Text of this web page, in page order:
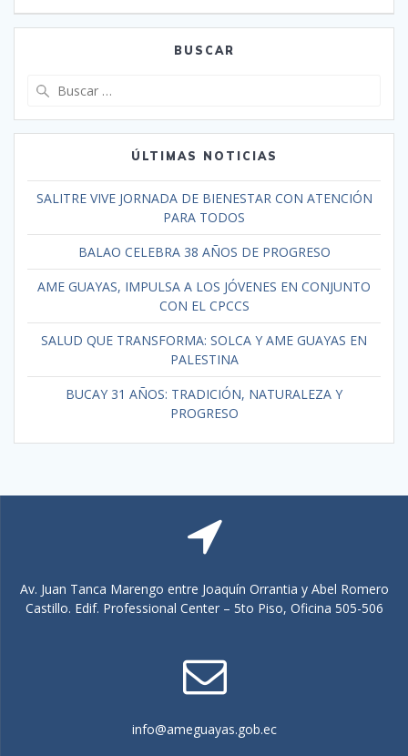
BUSCAR
ÚLTIMAS NOTICIAS
SALITRE VIVE JORNADA DE BIENESTAR CON ATENCIÓN
PARA TODOS
BALAO CELEBRA 38 AÑOS DE PROGRESO
AME GUAYAS, IMPULSA A LOS JÓVENES EN CONJUNTO
CON EL CPCCS
SALUD QUE TRANSFORMA: SOLCA Y AME GUAYAS EN
PALESTINA
BUCAY 31 AÑOS: TRADICIÓN, NATURALEZA Y
PROGRESO
Av. Juan Tanca Marengo entre Joaquín Orrantia y Abel Romero
Castillo. Edif. Professional Center – 5to Piso, Oficina 505-506
info@ameguayas.gob.ec